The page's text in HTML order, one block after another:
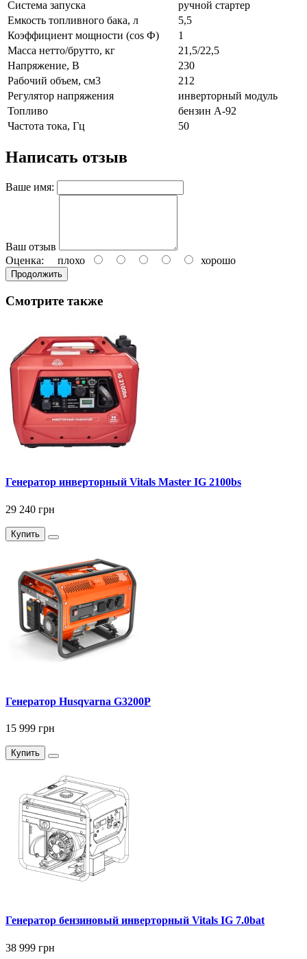
Система запуска
ручной стартер
Емкость топливного бака, л
5,5
Коэффициент мощности (сos Ф)
1
Масса нетто/брутто, кг
21,5/22,5
Напряжение, В
230
Рабочий объем, см3
212
Регулятор напряжения
инверторный модуль
Топливо
бензин А-92
Частота тока, Гц
50
Написать отзыв
Ваше имя:
Ваш отзыв
Оценка: плохо хорошо
Продолжить
Смотрите также
Генератор инверторный Vitals Master IG 2100bs
29 240 грн
Купить
Генератор Husqvarna G3200P
15 999 грн
Купить
Генератор бензиновый инверторный Vitals IG 7.0bat
38 999 грн